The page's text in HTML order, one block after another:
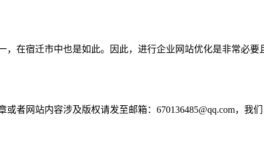
在宿迁市中也是如此。因此，进行企业网站优化是非常必
者网站内容涉及版权请发至邮箱：670136485@qq.com，我